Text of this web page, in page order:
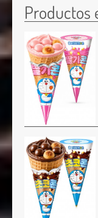
Productos